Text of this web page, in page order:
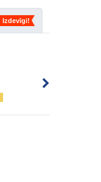
Izdevīgi!